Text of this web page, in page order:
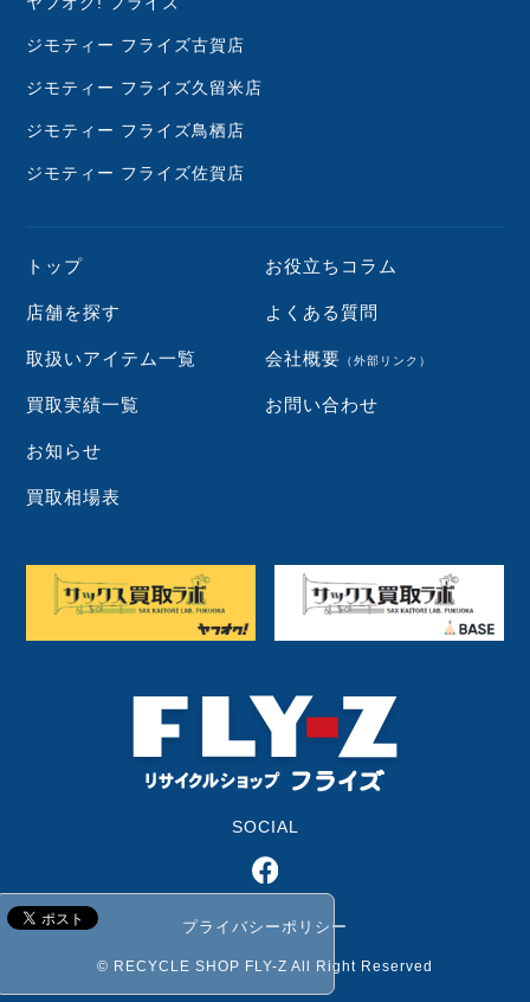
ジモティー フライズ古賀店
ジモティー フライズ久留米店
ジモティー フライズ鳥栖店
ジモティー フライズ佐賀店
トップ
店舗を探す
取扱いアイテム一覧
買取実績一覧
お知らせ
買取相場表
お役立ちコラム
よくある質問
会社概要 （外部リンク）
お問い合わせ
SOCIAL
プライバシーポリシー
© RECYCLE SHOP FLY-Z All Right Reserved